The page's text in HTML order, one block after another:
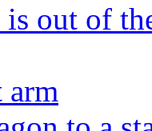
is out of